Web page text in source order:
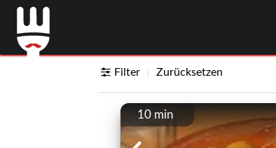
Filter Zurücksetzen
10 min